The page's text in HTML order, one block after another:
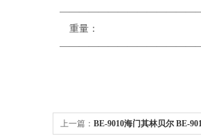
重
上一篇： BE-9010海门其林贝尔 BE-